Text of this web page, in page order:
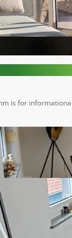
is for
65 m² i
i kuhinje.